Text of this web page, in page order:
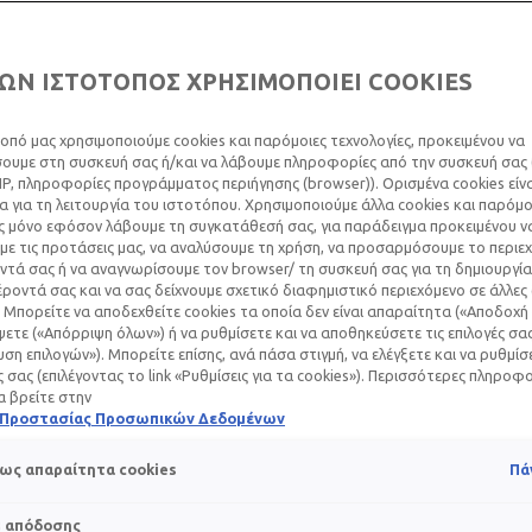
ΟΙ
2023
που εξουδετερώνουν ή αποδυναμώνουν τα καρκινικά
στην καταστροφή των καρκινικών κυττάρων ή στην
ΙΣΤΟΤΟΠΟΣ ΧΡΗΣΙΜΟΠΟΙΕΙ COOKIES
μας χρησιμοποιούμε cookies και παρόμοιες τεχνολογίες, προκειμένου να
στη συσκευή σας ή/και να λάβουμε πληροφορίες από την συσκευή σας
πληροφορίες προγράμματος περιήγησης (browser)). Ορισμένα cookies
για τη λειτουργία του ιστοτόπου. Χρησιμοποιούμε άλλα cookies και
μόνο εφόσον λάβουμε τη συγκατάθεσή σας, για παράδειγμα προκειμένου
τις προτάσεις μας, να αναλύσουμε τη χρήση, να προσαρμόσουμε το
σας ή να αναγνωρίσουμε τον browser/ τη συσκευή σας για τη
σας και να σας δείχνουμε σχετικό διαφημιστικό περιεχόμενο σε άλλες
Μπορείτε να αποδεχθείτε cookies τα οποία δεν είναι απαραίτητα
(«Απόρριψη όλων») ή να ρυθμίσετε και να αποθηκεύσετε τις επιλογές
επιλογών»). Μπορείτε επίσης, ανά πάσα στιγμή, να ελέγξετε και να
σας (επιλέγοντας το link «Ρυθμίσεις για τα cookies»). Περισσότερες
βρείτε στην
Προστασίας Προσωπικών Δεδομένων
απαραίτητα cookies
απόδοσης